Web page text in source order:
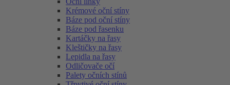
Krémové oční stíny
Báze pod oční stíny
Báze pod řasenku
Kartáčky na řasy
Kleštičky na řasy
Lepidla na řasy
Odličovače očí
Palety očních stínů